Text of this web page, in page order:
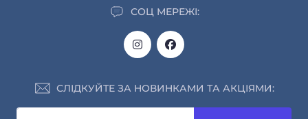
СОЦ МЕРЕЖІ:
СЛІДКУЙТЕ ЗА НОВИНКАМИ ТА АКЦІЯМИ: